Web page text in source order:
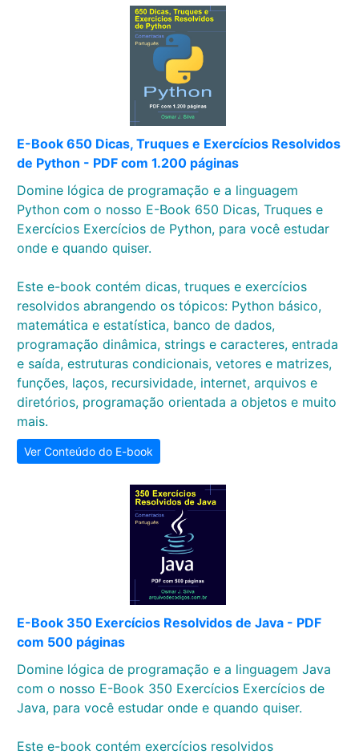
E-Book 650 Dicas, Truques e Exercícios Resolvidos
de Python - PDF com 1.200 páginas
Domine lógica de programação e a linguagem
Python com o nosso E-Book 650 Dicas, Truques e
Exercícios Exercícios de Python, para você estudar
onde e quando quiser.
Este e-book contém dicas, truques e exercícios
resolvidos abrangendo os tópicos: Python básico,
matemática e estatística, banco de dados,
programação dinâmica, strings e caracteres, entrada
e saída, estruturas condicionais, vetores e matrizes,
funções, laços, recursividade, internet, arquivos e
diretórios, programação orientada a objetos e muito
mais.
Ver Conteúdo do E-book
E-Book 350 Exercícios Resolvidos de Java - PDF
com 500 páginas
Domine lógica de programação e a linguagem Java
com o nosso E-Book 350 Exercícios Exercícios de
Java, para você estudar onde e quando quiser.
Este e-book contém exercícios resolvidos